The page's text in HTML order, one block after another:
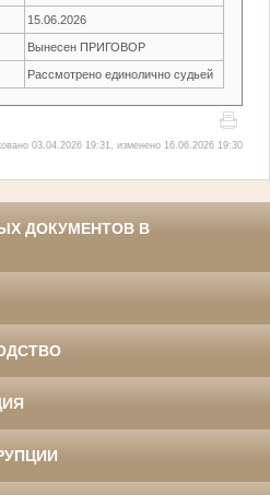
15.06.2026
Вынесен ПРИГОВОР
Рассмотрено единолично судьей
03.04.2026 19:31, изменено 16.06.2026 19:30
ДОКУМЕНТОВ В